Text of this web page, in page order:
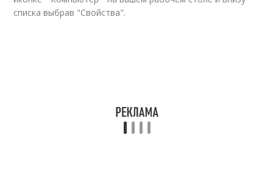
списка выбрав "Свойства".